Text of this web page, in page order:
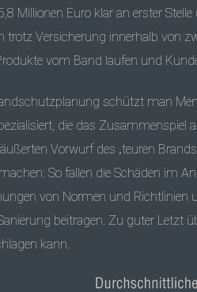
Millionen Euro klar an erster
Versicherung innerhalb von
vom Band laufen und
schützt man
die das Zusammenspiel
Vorwurf des „teuren
So fallen die Schäden im
von Normen und
beitragen. Zu guter Letzt
kann.